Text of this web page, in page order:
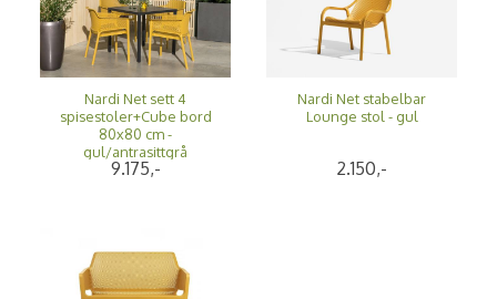
Nardi Net sett 4
spisestoler+Cube bord
80x80 cm -
gul/antrasittgrå
9.175,-
Nardi Net stabelbar
Lounge stol - gul
2.150,-